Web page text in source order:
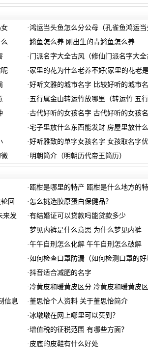
·鸿运当头鱼怎么分公母（孔雀鱼鸿运当
·鳉鱼怎么养 刚出生的青鳉鱼怎么养
· 门派名字大全古风（修仙门派名字大全
· 家里的花为什么老养不好(家里的花老
·好听文雅的城市名字 比较好听的城市名
· 五行属金山转运竹放哪里（转运竹 五行
·古代好听的女孩名字 古代好听的女孩名
·宅子里放什么东西能发财 房屋里放什么
·好听雅致的单字女孩名字 女孩取名字优
· 明朝简介（明朝历代帝王简历）
· 瓯柑是哪里的特产 瓯柑是什么地方的
回 · 怎么挑选胶原蛋白保健品？
来发 ·有结婚证可以贷款吗能贷款多少
·梦见内裤是什么意思 为什么梦见内裤
·午午自刑怎么化解 午午自刑怎么破解
·如何检查口罩防漏（如何检测口罩的好
·抖音适合减肥的名字
· 冷黄皮和暖黄皮区分 冷黄皮和暖黄皮
信息 ·董思怡个人资料 关于董思怡简介
·冰墩墩在网上哪里可以买到？
·增值税的征税范围 有哪些方面？
· 皮底的皮鞋有什么好处